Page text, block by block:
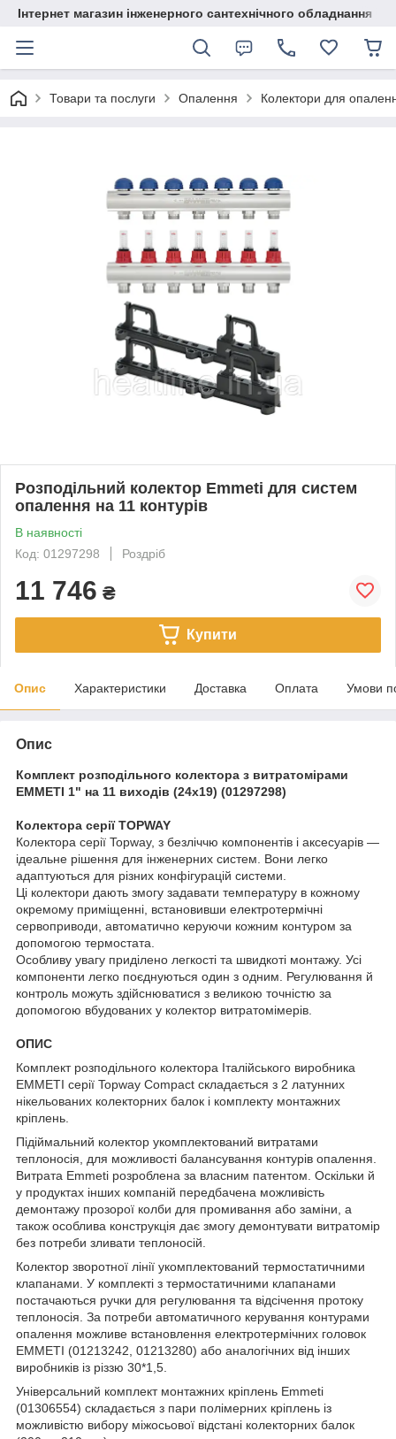
Інтернет магазин інженерного сантехнічного обладнання
Товари та послуги Опалення Колектори для
Розподільний колектор Emmeti для систем
опалення на 11 контурів
В наявності
Код: 01297298
Роздріб
11 746 ₴
Купити
Опис Характеристики Доставка Оплата Умови
Опис
Комплект розподільного колектора з витратомірами
EMMETI 1" на 11 виходів (24х19) (01297298)
Колектора серії TOPWAY
Колектора серії Topway, з безліччю компонентів і аксесуарів —
ідеальне рішення для інженерних систем. Вони легко
адаптуються для різних конфігурацій системи.
Ці колектори дають змогу задавати температуру в кожному
окремому приміщенні, встановивши електротермічні
сервоприводи, автоматично керуючи кожним контуром за
допомогою термостата.
Особливу увагу приділено легкості та швидкоті монтажу. Усі
компоненти легко поєднуються один з одним. Регулювання й
контроль можуть здійснюватися з великою точністю за
допомогою вбудованих у колектор витратомімерів.
ОПИС
Комплект розподільного колектора Італійського виробника
EMMETI серії Topway Compact складається з 2 латунних
нікельованих колекторних балок і комплекту монтажних
кріплень.
Підіймальний колектор укомплектований витратами
теплоносія, для можливості балансування контурів опалення.
Витрата Emmeti розроблена за власним патентом. Оскільки й
у продуктах інших компаній передбачена можливість
демонтажу прозорої колби для промивання або заміни, а
також особлива конструкція дає змогу демонтувати витратомір
без потреби зливати теплоносій.
Колектор зворотної лінії укомплектований термостатичними
клапанами. У комплекті з термостатичними клапанами
постачаються ручки для регулювання та відсічення протоку
теплоносія. За потреби автоматичного керування контурами
опалення можливе встановлення електротермічних головок
EMMETI (01213242, 01213280) або аналогічних від інших
виробників із різзю 30*1,5.
Універсальний комплект монтажних кріплень Emmeti
(01306554) складається з пари полімерних кріплень із
можливістю вибору міжосьової відстані колекторних балок